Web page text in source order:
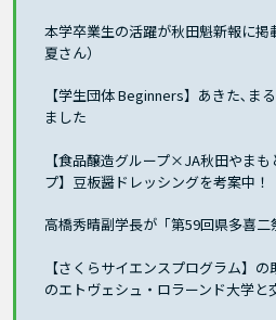
本学卒業生の活躍が秋田魁新報に
夏さん）
【学生団体 Beginners】あきた､ま
ました
【食品醸造グループ×JA秋田やま
プ】豆板醤ドレッシングを考案中！
高橋秀晴副学長が「第59回県多喜
【さくらサイエンスプログラム】
のエトヴェシュ・ロラーンド大学と